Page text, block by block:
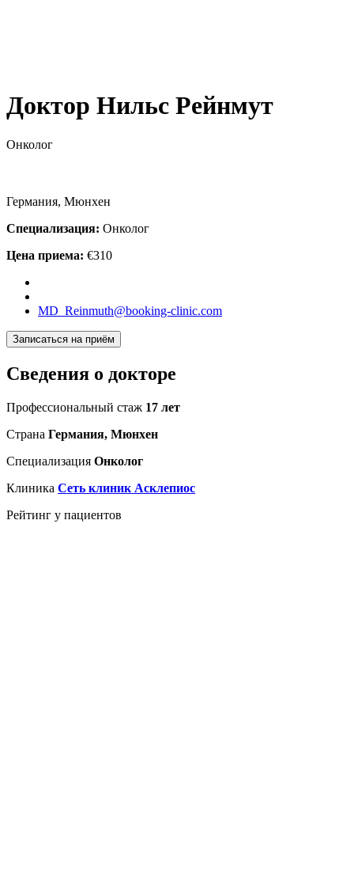
Доктор Нильс Рейнмут
Онколог
Германия, Мюнхен
Специализация: Онколог
Цена приема: €310
MD_Reinmuth@booking-clinic.com
Записаться на приём
Сведения о докторе
Профессиональный стаж 17 лет
Страна Германия, Мюнхен
Специализация Онколог
Клиника Сеть клиник Асклепиос
Рейтинг у пациентов